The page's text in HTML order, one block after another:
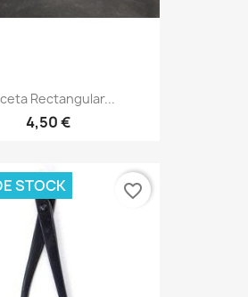
Rectangular...
4,50 €
STOCK favorite_border